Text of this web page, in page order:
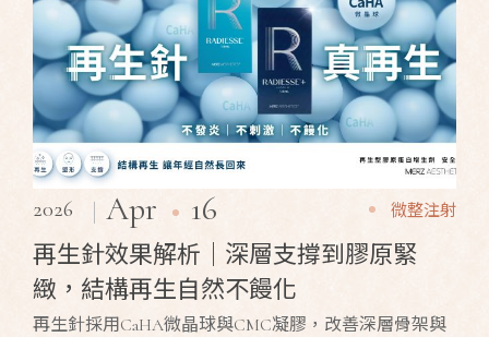
2026 Apr 16 微整注射
再生針效果解析｜深層支撐到膠原緊
緻，結構再生自然不饅化
再生針採用CaHA微晶球與CMC凝膠，改善深層骨架與